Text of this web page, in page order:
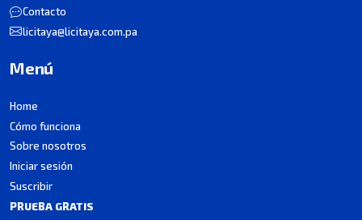
Contacto
licitaya@licitaya.com.pa
Menú
Home
Cómo funciona
Sobre nosotros
Iniciar sesión
Suscribir
PRUEBA GRATIS